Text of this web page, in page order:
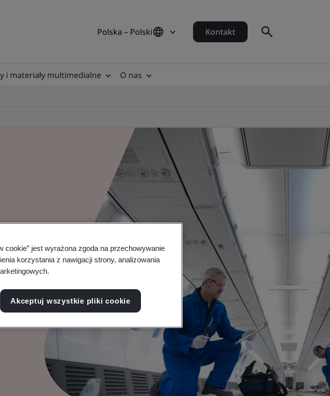
Polska – Polski Kontakt
i materiały multimedialne
O nas
jest wyrażona zgoda na przechowywanie
korzystania z nawigacji strony, analizowania
Akceptuj wszystkie pliki cookie